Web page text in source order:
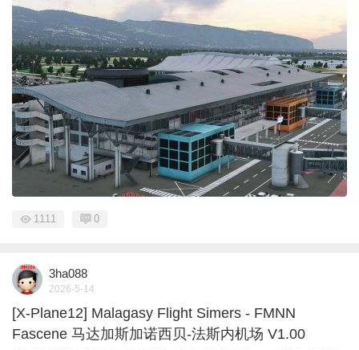
1111 0
3ha088
2026-5-14
[X-Plane12] Malagasy Flight Simers - FMNN
Fascene 马达加斯加诺西贝-法斯内机场 V1.00